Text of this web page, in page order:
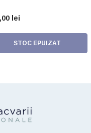
lei
STOC EPUIZAT